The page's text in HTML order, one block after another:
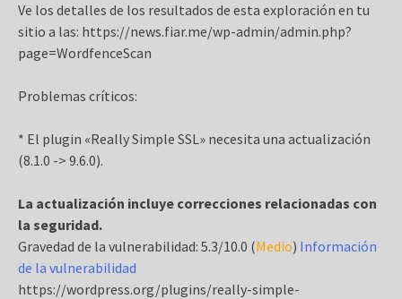
Ve los detalles de los resultados de esta exploración en tu
sitio a las: https://news.fiar.me/wp-admin/admin.php?
page=WordfenceScan
Problemas críticos:
* El plugin «Really Simple SSL» necesita una actualización
(8.1.0 -> 9.6.0).
La actualización incluye correcciones relacionadas con
la seguridad.
Gravedad de la vulnerabilidad: 5.3/10.0 (Medio) Información
de la vulnerabilidad
https://wordpress.org/plugins/really-simple-